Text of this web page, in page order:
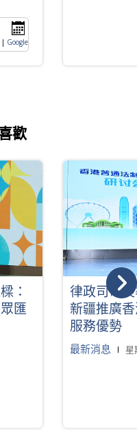
| Google
歡
：
匯
律政司司
新疆推廣
服務優勢
最新消息 星